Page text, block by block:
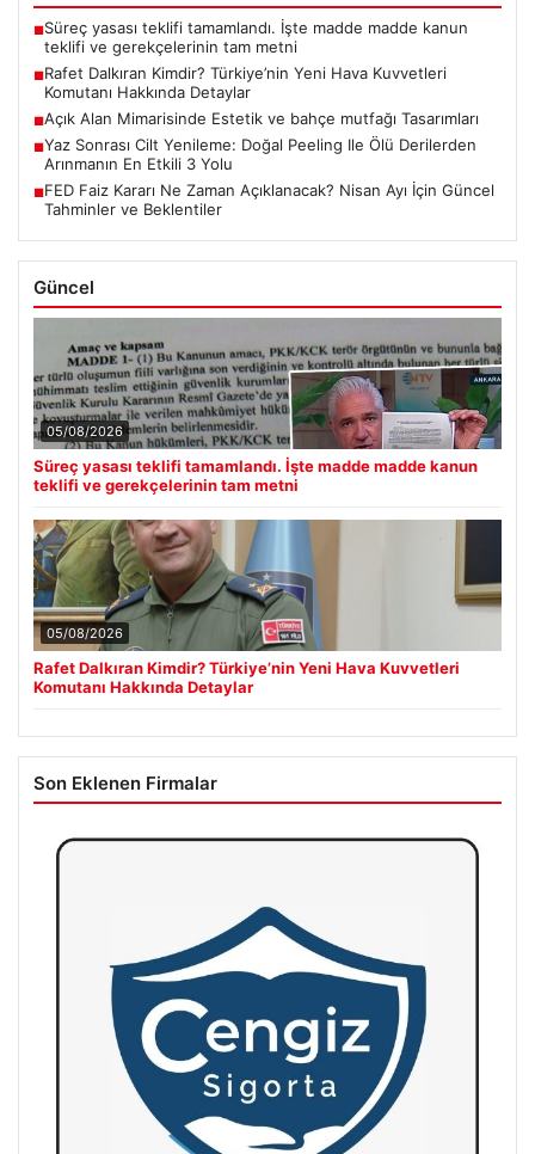
■Süreç yasası teklifi tamamlandı. İşte madde madde kanun
teklifi ve gerekçelerinin tam metni
■Rafet Dalkıran Kimdir? Türkiye’nin Yeni Hava Kuvvetleri
Komutanı Hakkında Detaylar
■Açık Alan Mimarisinde Estetik ve bahçe mutfağı Tasarımları
■Yaz Sonrası Cilt Yenileme: Doğal Peeling Ile Ölü Derilerden
Arınmanın En Etkili 3 Yolu
■FED Faiz Kararı Ne Zaman Açıklanacak? Nisan Ayı İçin Güncel
Tahminler ve Beklentiler
Güncel
05/08/2026
Süreç yasası teklifi tamamlandı. İşte madde madde kanun
teklifi ve gerekçelerinin tam metni
05/08/2026
Rafet Dalkıran Kimdir? Türkiye’nin Yeni Hava Kuvvetleri
Komutanı Hakkında Detaylar
Son Eklenen Firmalar